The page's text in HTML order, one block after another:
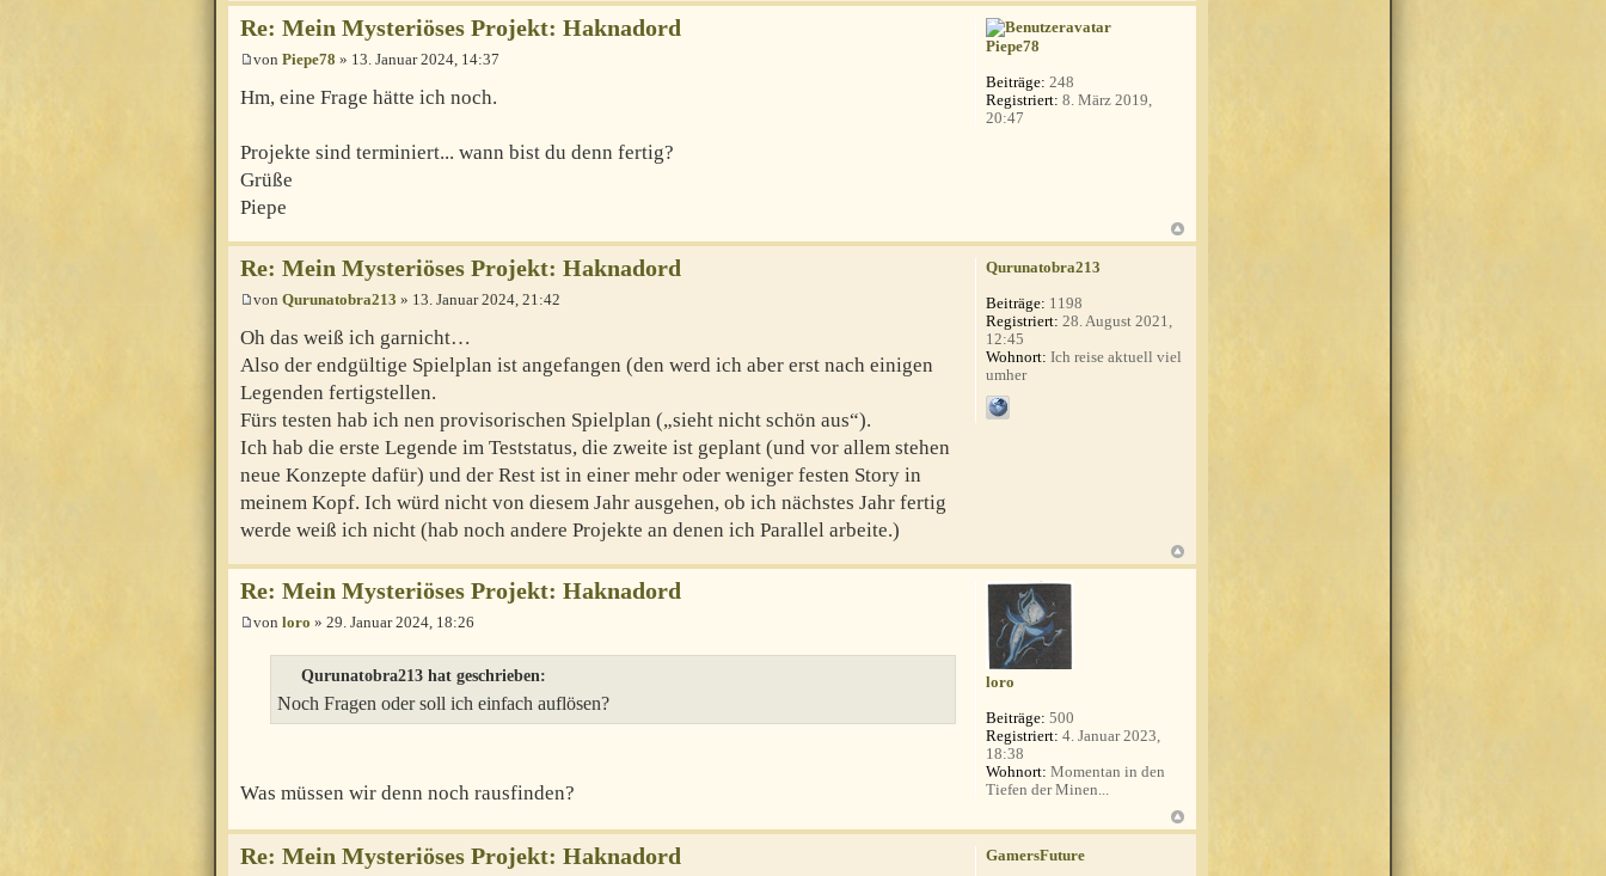
Re: Mein Mysteriöses Projekt: Haknadord
von Piepe78 » 13. Januar 2024, 14:37
Hm, eine Frage hätte ich noch.
Projekte sind terminiert... wann bist du denn fertig?
Grüße
Piepe
Piepe78
Beiträge: 248
Registriert: 8. März 2019,
20:47
Re: Mein Mysteriöses Projekt: Haknadord
von Qurunatobra213 » 13. Januar 2024, 21:42
Oh das weiß ich garnicht…
Also der endgültige Spielplan ist angefangen (den werd ich aber erst nach einigen
Legenden fertigstellen.
Fürs testen hab ich nen provisorischen Spielplan („sieht nicht schön aus“).
Ich hab die erste Legende im Teststatus, die zweite ist geplant (und vor allem stehen
neue Konzepte dafür) und der Rest ist in einer mehr oder weniger festen Story in
meinem Kopf. Ich würd nicht von diesem Jahr ausgehen, ob ich nächstes Jahr fertig
werde weiß ich nicht (hab noch andere Projekte an denen ich Parallel arbeite.)
Qurunatobra213
Beiträge: 1198
Registriert: 28. August 2021,
12:45
Wohnort: Ich reise aktuell viel
umher
Re: Mein Mysteriöses Projekt: Haknadord
von loro » 29. Januar 2024, 18:26
Qurunatobra213 hat geschrieben:
Noch Fragen oder soll ich einfach auflösen?
Was müssen wir denn noch rausfinden?
loro
Beiträge: 500
Registriert: 4. Januar 2023,
18:38
Wohnort: Momentan in den
Tiefen der Minen...
Re: Mein Mysteriöses Projekt: Haknadord
GamersFuture